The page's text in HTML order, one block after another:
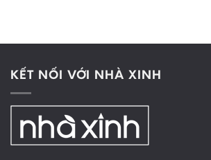
KẾT NỐI VỚI NHÀ XINH